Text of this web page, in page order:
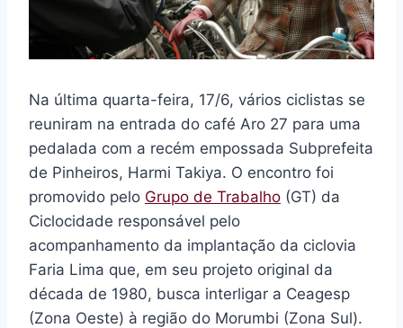
Na última quarta-feira, 17/6, vários ciclistas se
reuniram na entrada do café Aro 27 para uma
pedalada com a recém empossada Subprefeita
de Pinheiros, Harmi Takiya. O encontro foi
promovido pelo Grupo de Trabalho (GT) da
Ciclocidade responsável pelo
acompanhamento da implantação da ciclovia
Faria Lima que, em seu projeto original da
década de 1980, busca interligar a Ceagesp
(Zona Oeste) à região do Morumbi (Zona Sul).